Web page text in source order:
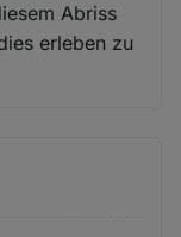
Abriss
erleben zu